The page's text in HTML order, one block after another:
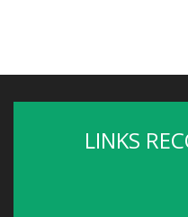
LINKS